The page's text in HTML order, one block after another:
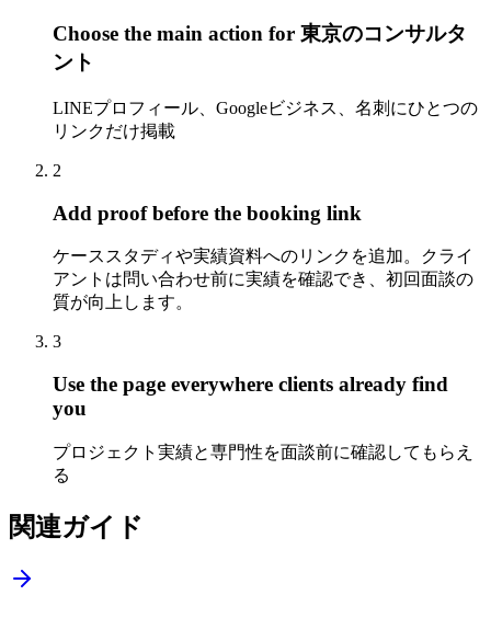
Choose the main action for 東京のコンサルタ
ント
LINEプロフィール、Googleビジネス、名刺にひとつの
リンクだけ掲載
2
Add proof before the booking link
ケーススタディや実績資料へのリンクを追加。クライ
アントは問い合わせ前に実績を確認でき、初回面談の
質が向上します。
3
Use the page everywhere clients already find
you
プロジェクト実績と専門性を面談前に確認してもらえ
る
関連ガイド